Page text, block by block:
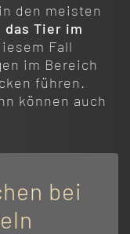
den meisten
Tier im
Fall
im Bereich
führen.
können auch
bei